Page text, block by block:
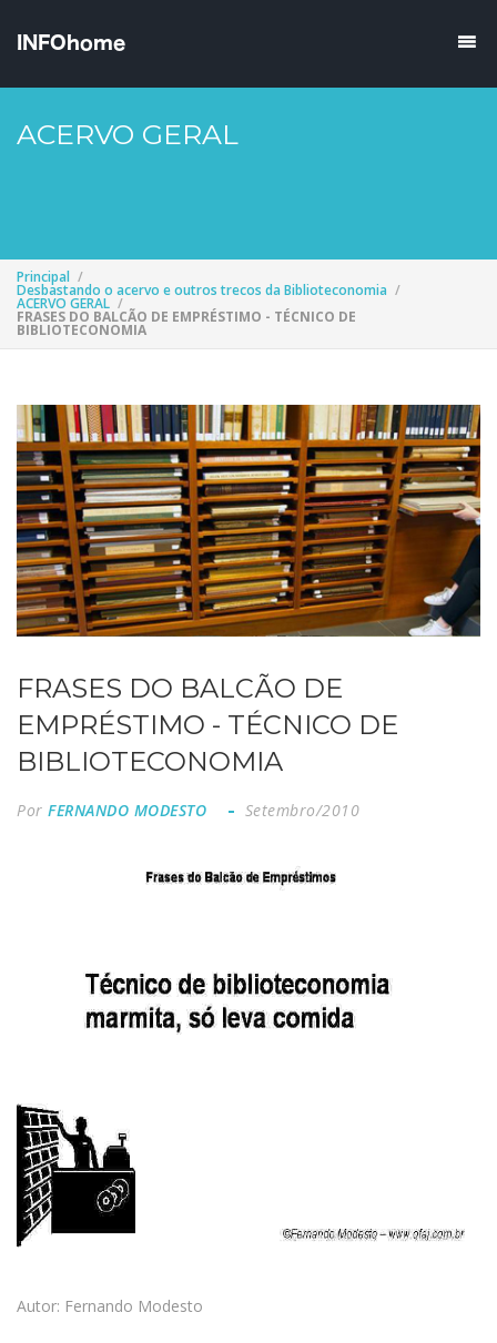
ACERVO GERAL
Principal
Desbastando o acervo e outros trecos da Biblioteconomia
ACERVO GERAL
FRASES DO BALCÃO DE EMPRÉSTIMO - TÉCNICO DE
BIBLIOTECONOMIA
FRASES DO BALCÃO DE
EMPRÉSTIMO - TÉCNICO DE
BIBLIOTECONOMIA
Por FERNANDO MODESTO Setembro/2010
Autor: Fernando Modesto